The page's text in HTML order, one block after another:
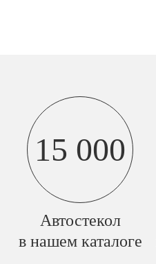
15 000
Автостекол
в нашем каталоге